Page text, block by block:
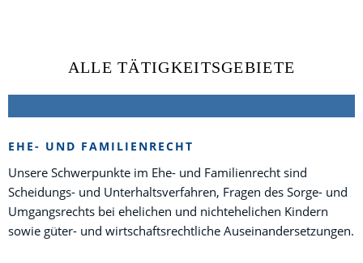
ALLE TÄTIGKEITSGEBIETE
EHE- UND FAMILIENRECHT
Unsere Schwerpunkte im Ehe- und Familienrecht sind
Scheidungs- und Unterhaltsverfahren, Fragen des Sorge- und
Umgangsrechts bei ehelichen und nichtehelichen Kindern
sowie güter- und wirtschaftsrechtliche Auseinandersetzungen.